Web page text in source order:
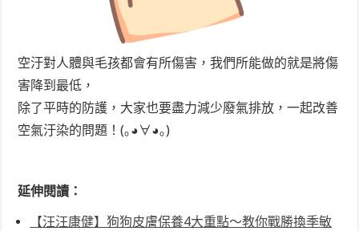
空汙對人體與毛孩都會有所傷害，我們所能做的就是將傷
害降到最低，
除了平時的防護，大家也要盡力減少廢氣排放，一起改善
空氣汙染的問題！(｡◕∀◕｡)
延伸閱讀：
【汪汪康健】狗狗皮膚保養4大重點～教你戰勝換季敏